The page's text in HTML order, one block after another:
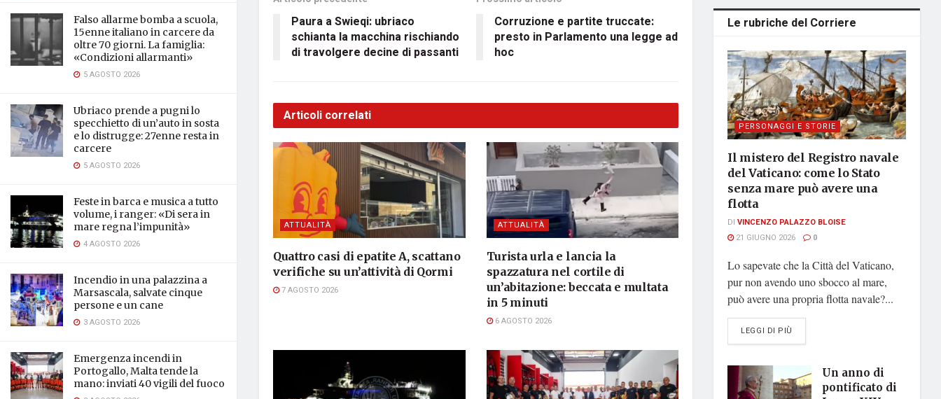
Falso allarme bomba a scuola,
15enne italiano in carcere da
oltre 70 giorni. La famiglia:
«Condizioni allarmanti»
5 AGOSTO 2026
Ubriaco prende a pugni lo
specchietto di un’auto in sosta
e lo distrugge: 27enne resta in
carcere
5 AGOSTO 2026
Feste in barca e musica a tutto
volume, i ranger: «Di sera in
mare regna l’impunità»
4 AGOSTO 2026
Incendio in una palazzina a
Marsascala, salvate cinque
persone e un cane
3 AGOSTO 2026
Emergenza incendi in
Portogallo, Malta tende la
mano: inviati 40 vigili del fuoco
Paura a Swieqi: ubriaco
schianta la macchina rischiando
di travolgere decine di passanti
Corruzione e partite truccate:
presto in Parlamento una legge ad
hoc
Articoli correlati
ATTUALITÀ
Quattro casi di epatite A, scattano
verifiche su un’attività di Qormi
7 AGOSTO 2026
ATTUALITÀ
Turista urla e lancia la
spazzatura nel cortile di
un’abitazione: beccata e multata
in 5 minuti
6 AGOSTO 2026
Le rubriche del Corriere
PERSONAGGI E STORIE
Il mistero del Registro navale
del Vaticano: come lo Stato
senza mare può avere una
flotta
DI VINCENZO PALAZZO BLOISE
21 GIUGNO 2026
0
Lo sapevate che la Città del Vaticano,
pur non avendo uno sbocco al mare,
può avere una propria flotta navale?...
LEGGI DI PIÙ
Un anno di
pontificato di